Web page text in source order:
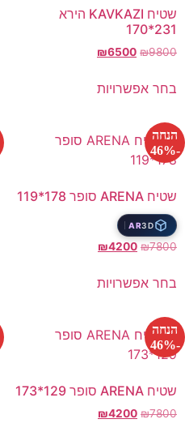
שטיח KAVKAZI הירא
231*170
₪9800
₪6500
בחר אפשרויות
הנחה
-46%
שטיח ARENA סופר 178*119
3D
AR
₪7800
₪4200
בחר אפשרויות
הנחה
-46%
שטיח ARENA סופר 129*173
₪7800
₪4200